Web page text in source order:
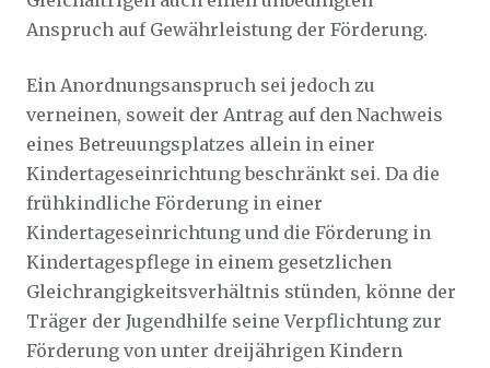
Anspruch auf Gewährleistung der Förderung.
Ein Anordnungsanspruch sei jedoch zu
verneinen, soweit der Antrag auf den Nachweis
eines Betreuungsplatzes allein in einer
Kindertageseinrichtung beschränkt sei. Da die
frühkindliche Förderung in einer
Kindertageseinrichtung und die Förderung in
Kindertagespflege in einem gesetzlichen
Gleichrangigkeitsverhältnis stünden, könne der
Träger der Jugendhilfe seine Verpflichtung zur
Förderung von unter dreijährigen Kindern